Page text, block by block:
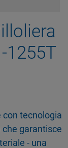
1255T
tecnologia
garantisce
- una